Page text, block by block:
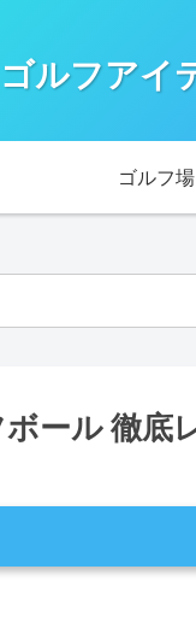
ゴルフアイ
ゴルフ場
ール 徹底